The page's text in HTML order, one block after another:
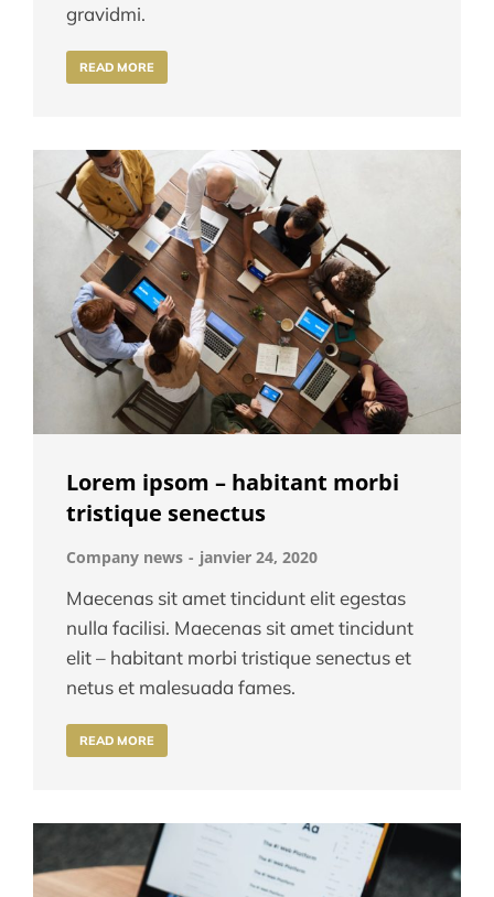
gravidmi.
READ MORE
Lorem ipsom – habitant morbi
tristique senectus
Company news janvier 24, 2020
Maecenas sit amet tincidunt elit egestas
nulla facilisi. Maecenas sit amet tincidunt
elit – habitant morbi tristique senectus et
netus et malesuada fames.
READ MORE